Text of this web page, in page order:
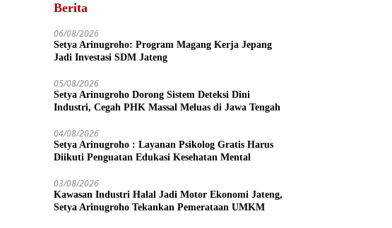
Berita
06/08/2026
Setya Arinugroho: Program Magang Kerja Jepang
Jadi Investasi SDM Jateng
05/08/2026
Setya Arinugroho Dorong Sistem Deteksi Dini
Industri, Cegah PHK Massal Meluas di Jawa Tengah
04/08/2026
Setya Arinugroho : Layanan Psikolog Gratis Harus
Diikuti Penguatan Edukasi Kesehatan Mental
03/08/2026
Kawasan Industri Halal Jadi Motor Ekonomi Jateng,
Setya Arinugroho Tekankan Pemerataan UMKM